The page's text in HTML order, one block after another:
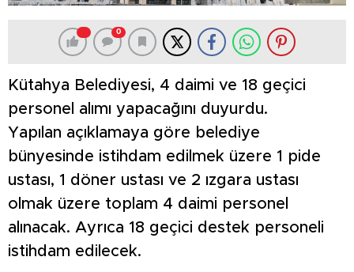
0
Kütahya Belediyesi, 4 daimi ve 18 geçici
personel alımı yapacağını duyurdu.
Yapılan açıklamaya göre belediye
bünyesinde istihdam edilmek üzere 1 pide
ustası, 1 döner ustası ve 2 ızgara ustası
olmak üzere toplam 4 daimi personel
alınacak. Ayrıca 18 geçici destek personeli
istihdam edilecek.